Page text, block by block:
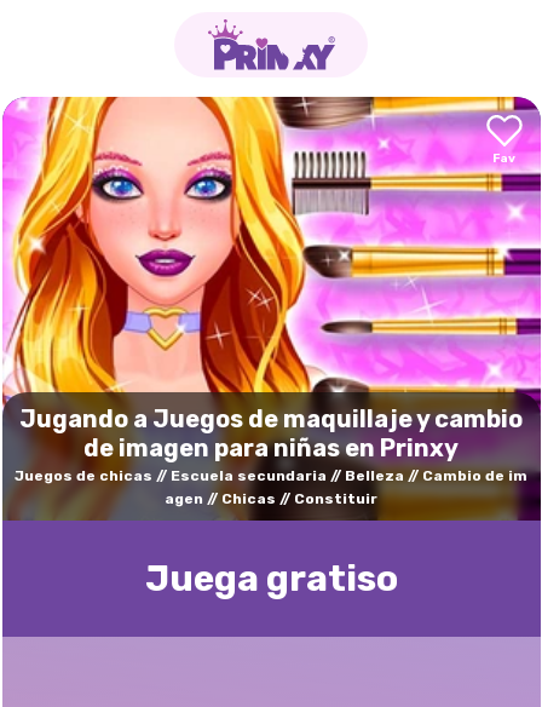
Jugando a Juegos de maquillaje y cambio
de imagen para niñas en Prinxy
Juegos de chicas Escuela secundaria Belleza
Cambio de im
agen
Chicas Constituir
Juega gratisо